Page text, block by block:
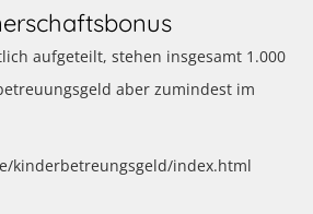
aufgeteilt, stehen insgesamt 1.000
aber zumindest im
kinderbetreungsgeld/index.html